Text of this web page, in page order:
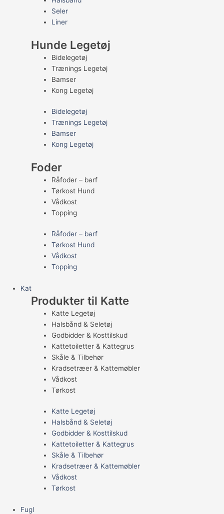
Seler
Liner
Hunde Legetøj
Bidelegetøj
Trænings Legetøj
Bamser
Kong Legetøj
Bidelegetøj
Trænings Legetøj
Bamser
Kong Legetøj
Foder
Råfoder – barf
Tørkost Hund
Vådkost
Topping
Råfoder – barf
Tørkost Hund
Vådkost
Topping
Kat
Produkter til Katte
Katte Legetøj
Halsbånd & Seletøj
Godbidder & Kosttilskud
Kattetoiletter & Kattegrus
Skåle & Tilbehør
Kradsetræer & Kattemøbler
Vådkost
Tørkost
Katte Legetøj
Halsbånd & Seletøj
Godbidder & Kosttilskud
Kattetoiletter & Kattegrus
Skåle & Tilbehør
Kradsetræer & Kattemøbler
Vådkost
Tørkost
Fugl